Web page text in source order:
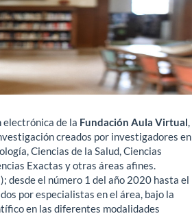
electrónica de la Fundación Aula Virtual,
creados por investigadores en
Ciencias de la Salud, Ciencias
Exactas y otras áreas afines.
desde el número 1 del año 2020 hasta el
por especialistas en el área, bajo la
en las diferentes modalidades